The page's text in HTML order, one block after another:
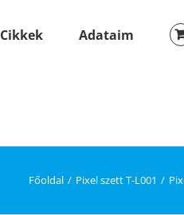
Cikkek Adataim
Főoldal Pixel szett T-L001